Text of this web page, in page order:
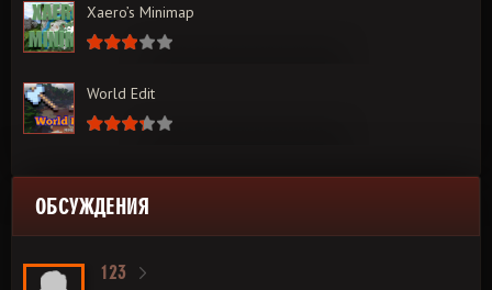
Xaero’s Minimap
World Edit
ОБСУЖДЕНИЯ
123